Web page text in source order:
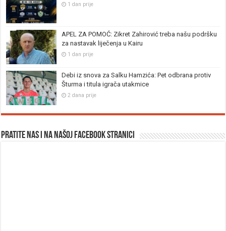
1 dan prije
APEL ZA POMOĆ: Zikret Zahirović treba našu podršku
za nastavak liječenja u Kairu
1 dan prije
Debi iz snova za Salku Hamzića: Pet odbrana protiv
Šturma i titula igrača utakmice
2 dana prije
Pratite nas i na našoj facebook stranici